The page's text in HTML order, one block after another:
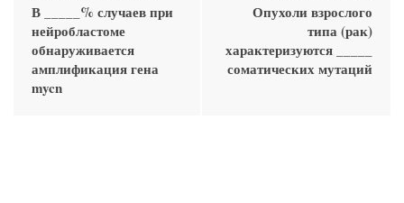
В _____% случаев при
нейробластоме
обнаруживается
амплификация гена
mycn
Опухоли взрослого
типа (рак)
характеризуются _____
соматических мутаций